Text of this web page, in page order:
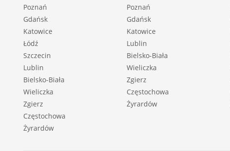
Poznań
Gdańsk
Katowice
Łódź
Szczecin
Lublin
Bielsko-Biała
Wieliczka
Zgierz
Częstochowa
Żyrardów
Poznań
Gdańsk
Katowice
Lublin
Bielsko-Biała
Wieliczka
Zgierz
Częstochowa
Żyrardów